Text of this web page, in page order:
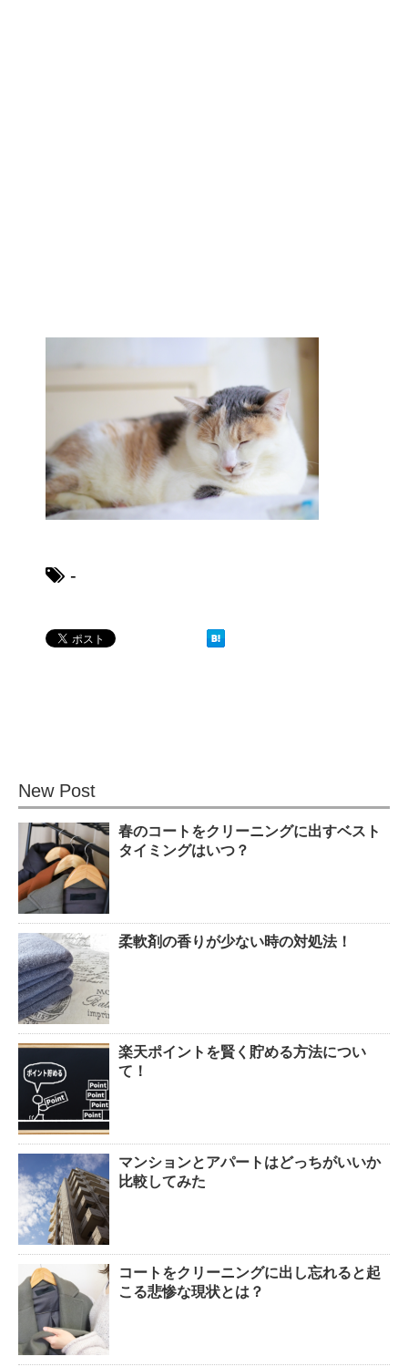
登山用品ブランドは日本製がお
すすめ！
大学生は将来にたくさんの不安
を抱く！？
紅葉の秋に！ 登山初心者おすす
めの山！
洗濯物の臭いの取り方と予防法
ぬいぐるみの洗い方とは？セス
ぬいぐるみについたよだれの洗
い方！必見洗濯法！！
ウールのコートが洗濯で縮み悲
惨なことに！原状回復できる？
-
New Post
春のコートをクリーニングに出すベスト
タイミングはいつ？
柔軟剤の香りが少ない時の対処法！
楽天ポイントを賢く貯める方法につい
て！
マンションとアパートはどっちがいいか
比較してみた
コートをクリーニングに出し忘れると起
こる悲惨な現状とは？